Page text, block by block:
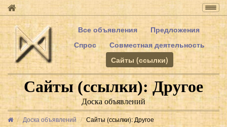
Все объявления
Предложения
Спрос
Совместная деятельность
Сайты (ссылки)
Сайты (ссылки): Другое
Доска объявлений
Доска объявлений Сайты (ссылки): Другое